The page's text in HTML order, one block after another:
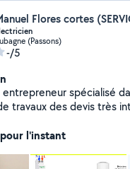
Flores cortes
(Passons)
-/5
entrepreneur spécialisé
travaux des devis très
l'instant